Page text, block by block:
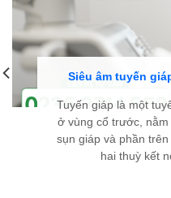
Siêu âm tuyến
Tuyến giáp là một
ở vùng cổ trước,
sụn giáp và phần
hai thuỳ kết